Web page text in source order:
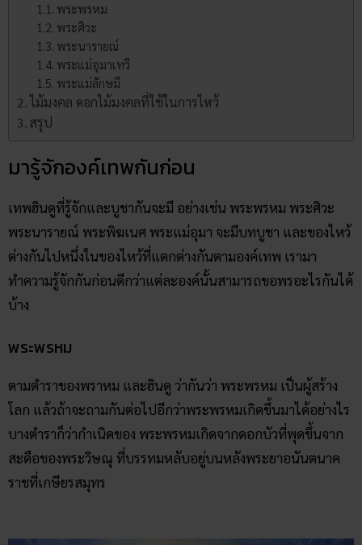
พระพรหม
พระศิวะ
พระนารายณ์
พระแม่อุมาเทวี
พระแม่ลักษมี
ไม้มงคล ดอกไม้มงคลที่ใช้ในการไหว้
สรุป
มารู้จักองค์เทพกันก่อน
เทพฮินดูที่รู้จักและบูชากันจะมี อย่างเช่น พระพรหม พระศิวะ
พระนารายณ์ พระพิฆเนศ พระแม่อุมา จะมีบทบูชา และของไหว้
ต่างกันไปหนึ่งในของไหว้ที่แตกต่างกันตามองค์เทพ เรามา
ทำความรู้จักกันก่อนดีกว่าแต่ละองค์นั้นสามารถขอพรอะไรกันได้
บ้าง
พระพรหม
ตามตำราของพราหม และฮินดู ว่ากันว่า พระพรหม เป็นผู้สร้าง
โลก แล้วถ้าจะถามกันต่อไปอีกว่าพระพรหมเกิดขึ้นมาได้อย่างไร
บางตำราก็ว่ากำเนิดของ พระพรหมเกิดจากดอกบัวที่พุดขึ้นจาก
สะดือของพระวิษณุ ที่บรรทมหลับอยู่บนหลังพระยาอนันตนาค
ราชที่เกษียรสมุทร